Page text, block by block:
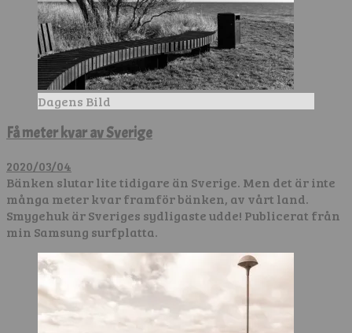
Dagens Bild
Få meter kvar av Sverige
2020/03/04
Bänken slutar lite tidigare än Sverige. Men det är inte
många meter kvar framför bänken, av vårt land.
Smygehuk är Sveriges sydligaste udde! Publicerat från
min Samsung surfplatta.